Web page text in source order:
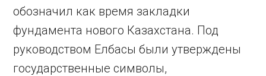
обозначил как время закладки
фундамента нового Казахстана. Под
руководством Елбасы были утверждены
государственные символы,